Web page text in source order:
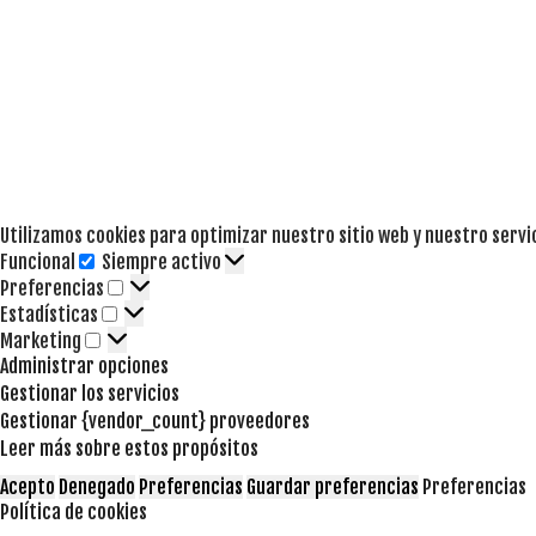
Utilizamos cookies para optimizar nuestro sitio web y nuestro
Funcional
Funcional
Siempre activo
Preferencias
Preferencias
Estadísticas Estadísticas
Marketing Marketing
Administrar opciones
Gestionar los servicios
Gestionar {vendor_count} proveedores
Leer más sobre estos propósitos
Acepto Denegado Preferencias Guardar preferencias Preferencias
Política de cookies